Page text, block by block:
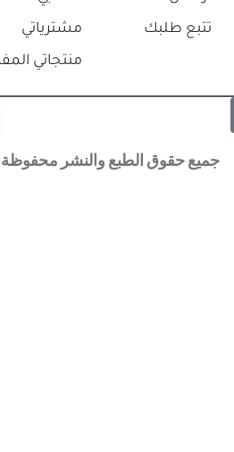
تتبع طلبك
مشترياتي
منتجاتي
جميع حقوق الطبع والنشر محفوظة -